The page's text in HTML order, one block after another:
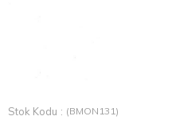
Stok Kodu (BMON131)